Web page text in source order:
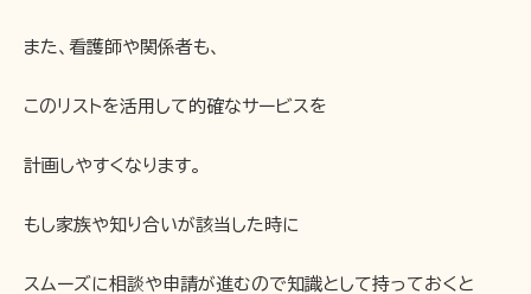
また、看護師や関係者も、
このリストを活用して的確なサービスを
計画しやすくなります。
もし家族や知り合いが該当した時に
スムーズに相談や申請が進むので知識として持っておくと